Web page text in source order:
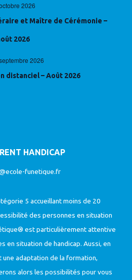
2026
et Maître de Cérémonie –
2026
2026
distanciel – Août 2026
HANDICAP
funetique.fr
5 accueillant moins de 20
des personnes en situation
est particulièrement attentive
en situation de handicap. Aussi, en
une adaptation de la formation,
alors les possibilités pour vous